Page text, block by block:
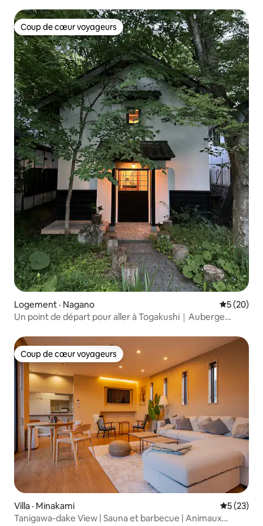
Une petite maison à louer entièrement, nichée au cœur
d'une forêt paisible !
Coup de cœur voyageurs
Coup de cœur voyageurs
Logement · Nagano Note
5 (20)
Un point de départ pour aller à Togakushi｜Auberge
Coup de cœur voyageurs
Coup de cœur voyageurs
Villa · Minakami Note
5 (23)
Tanigawa-dake View | Sauna et barbecue | Animaux